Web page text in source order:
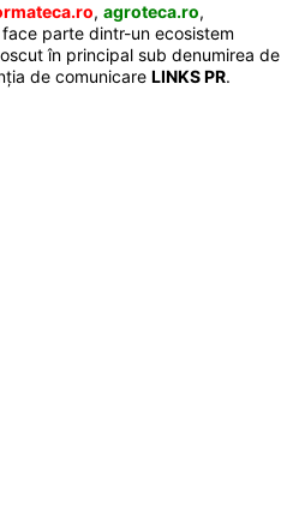
, agroteca.ro,
parte dintr-un ecosistem
în principal sub denumirea de
de comunicare LINKS PR.